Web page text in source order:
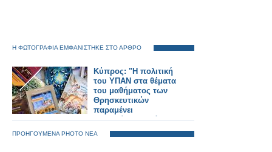
Η ΦΩΤΟΓΡΑΦΙΑ ΕΜΦΑΝΙΣΤΗΚΕ ΣΤΟ ΑΡΘΡΟ
Κύπρος: "Η πολιτική
του ΥΠΑΝ στα θέματα
του μαθήματος των
Θρησκευτικών
παραμένει
αναλλοίωτη κατά τα
τελευταία χρόνια"
ΠΡΟΗΓΟΥΜΕΝΑ PHOTO ΝΕΑ